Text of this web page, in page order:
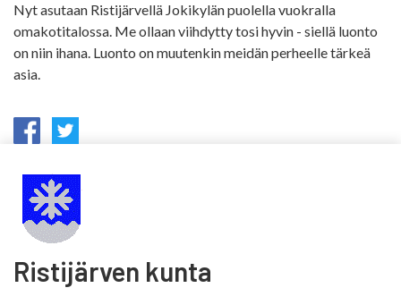
Nyt asutaan Ristijärvellä Jokikylän puolella vuokralla
omakotitalossa. Me ollaan viihdytty tosi hyvin - siellä luonto
on niin ihana. Luonto on muutenkin meidän perheelle tärkeä
asia.
Ristijärven kunta